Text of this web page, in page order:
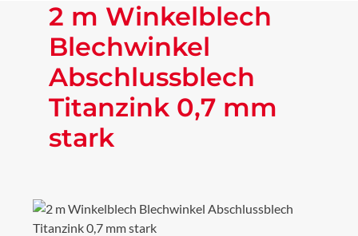
2 m Winkelblech
Blechwinkel
Abschlussblech
Titanzink 0,7 mm
stark
Bildergalerie überspringen